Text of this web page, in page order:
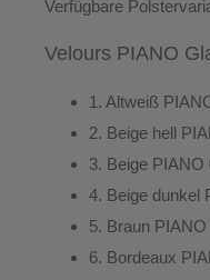
Verfügbare
Velours PIANO
1. Altweiß
2. Beige hell
3. Beige PIANO
4. Beige dunkel
5. Braun PIANO
6. Bordeaux